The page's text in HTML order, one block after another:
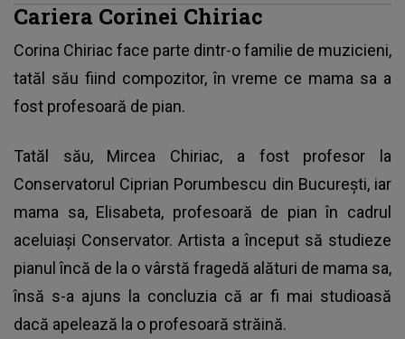
Cariera Corinei Chiriac
Corina Chiriac face parte dintr-o familie de muzicieni,
tatăl său fiind compozitor, în vreme ce mama sa a
fost profesoară de pian.
Tatăl său, Mircea Chiriac, a fost profesor la
Conservatorul Ciprian Porumbescu din București, iar
mama sa, Elisabeta, profesoară de pian în cadrul
aceluiași Conservator. Artista a început să studieze
pianul încă de la o vârstă fragedă alături de mama sa,
însă s-a ajuns la concluzia că ar fi mai studioasă
dacă apelează la o profesoară străină.